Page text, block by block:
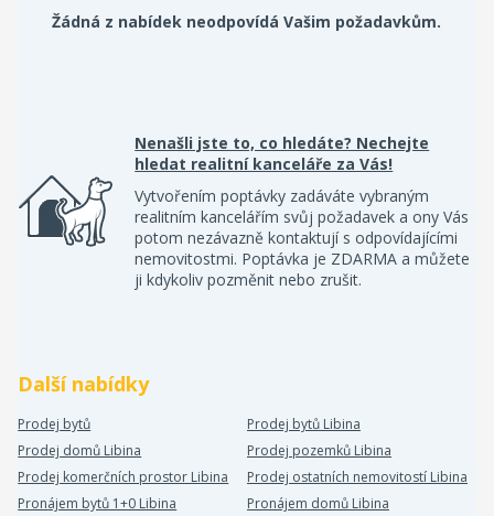
Žádná z nabídek neodpovídá Vašim požadavkům.
Nenašli jste to, co hledáte? Nechejte
hledat realitní kanceláře za Vás!
Vytvořením poptávky zadáváte vybraným
realitním kancelářím svůj požadavek a ony Vás
potom nezávazně kontaktují s odpovídajícími
nemovitostmi. Poptávka je ZDARMA a můžete
ji kdykoliv pozměnit nebo zrušit.
Další nabídky
Prodej bytů
Prodej bytů Libina
Prodej domů Libina
Prodej pozemků Libina
Prodej komerčních prostor Libina
Prodej ostatních nemovitostí Libina
Pronájem bytů 1+0 Libina
Pronájem domů Libina